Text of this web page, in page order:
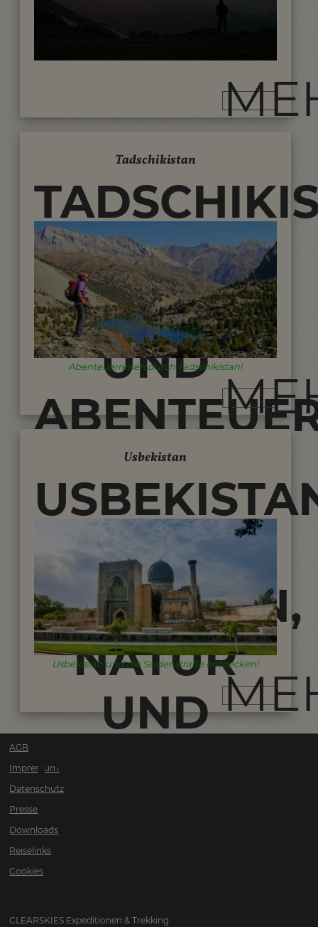
KUNDEN...
Tadschikistan
REISEN -
TREKKING
UND
IM
HOHEN
PAMIR
Abenteuerreisen durch Tadschikistan!
Usbekistan
-
WANDERN,
NATUR
UND
Usbekistan und die Seidenstraße entdecken!
AGB
Impressum
Datenschutz
Presse
Downloads
Reiselinks
Cookies
CLEARSKIES Expeditionen & Trekking